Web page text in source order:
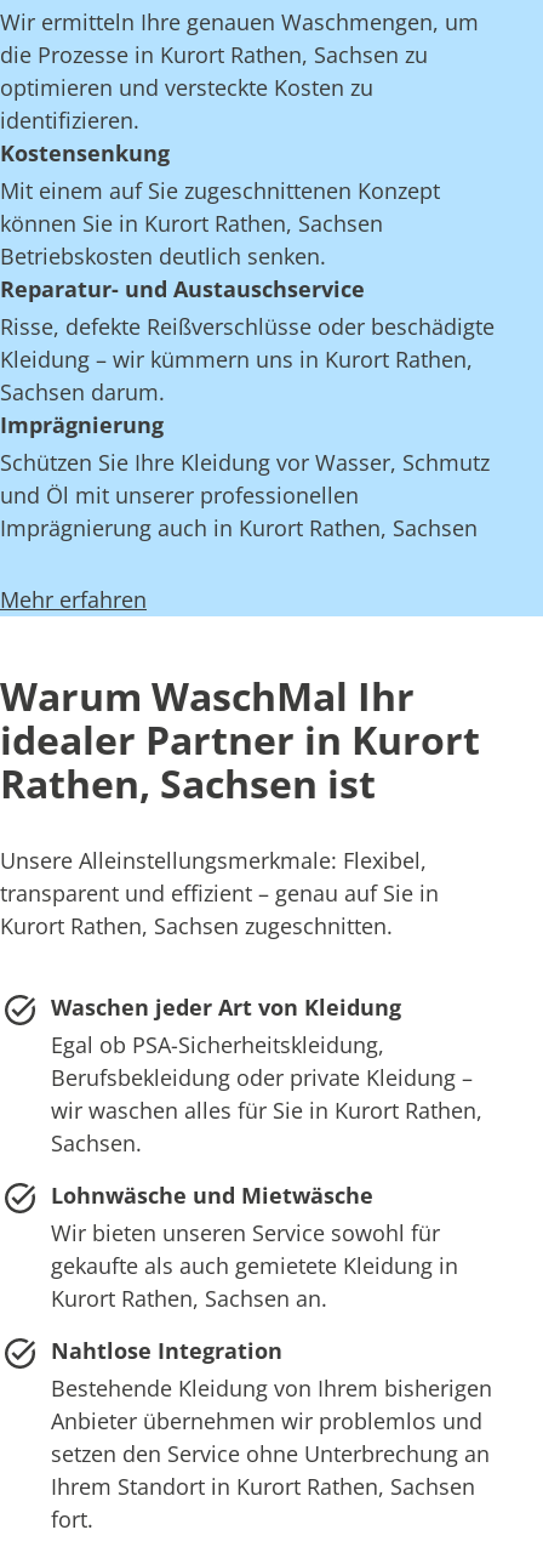
Wir ermitteln Ihre genauen Waschmengen, um
die Prozesse in Kurort Rathen, Sachsen zu
optimieren und versteckte Kosten zu
identifizieren.
Kostensenkung
Mit einem auf Sie zugeschnittenen Konzept
können Sie in Kurort Rathen, Sachsen
Betriebskosten deutlich senken.
Reparatur- und Austauschservice
Risse, defekte Reißverschlüsse oder beschädigte
Kleidung – wir kümmern uns in Kurort Rathen,
Sachsen darum.
Imprägnierung
Schützen Sie Ihre Kleidung vor Wasser, Schmutz
und Öl mit unserer professionellen
Imprägnierung auch in Kurort Rathen, Sachsen
Mehr erfahren
Warum WaschMal Ihr
idealer Partner in Kurort
Rathen, Sachsen ist
Unsere Alleinstellungsmerkmale: Flexibel,
transparent und effizient – genau auf Sie in
Kurort Rathen, Sachsen zugeschnitten.
Waschen jeder Art von Kleidung
Egal ob PSA-Sicherheitskleidung,
Berufsbekleidung oder private Kleidung –
wir waschen alles für Sie in Kurort Rathen,
Sachsen.
Lohnwäsche und Mietwäsche
Wir bieten unseren Service sowohl für
gekaufte als auch gemietete Kleidung in
Kurort Rathen, Sachsen an.
Nahtlose Integration
Bestehende Kleidung von Ihrem bisherigen
Anbieter übernehmen wir problemlos und
setzen den Service ohne Unterbrechung an
Ihrem Standort in Kurort Rathen, Sachsen
fort.